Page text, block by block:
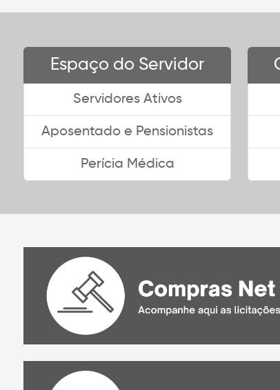
Espaço do Servidor
Servidores Ativos
Aposentado e Pensionistas
Perícia Médica